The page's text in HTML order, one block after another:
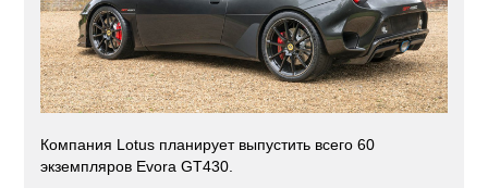
Компания Lotus планирует выпустить всего 60
экземпляров Evora GT430.